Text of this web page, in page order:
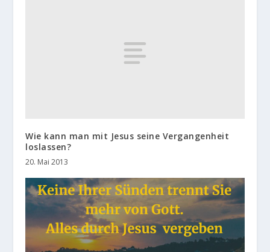
Wie kann man mit Jesus seine Vergangenheit
loslassen?
20. Mai 2013